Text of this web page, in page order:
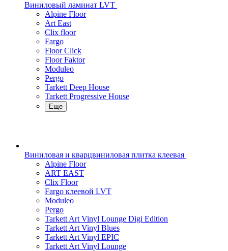
Виниловый ламинат LVT
Alpine Floor
Art East
Clix floor
Fargo
Floor Click
Floor Faktor
Moduleo
Pergo
Tarkett Deep House
Tarkett Progressive House
Еще
Виниловая и кварцвиниловая плитка клеевая
Alpine Floor
ART EAST
Clix Floor
Fargo клеевой LVT
Moduleo
Pergo
Tarkett Art Vinyl Lounge Digi Edition
Tarkett Art Vinyl Blues
Tarkett Art Vinyl EPIC
Tarkett Art Vinyl Lounge